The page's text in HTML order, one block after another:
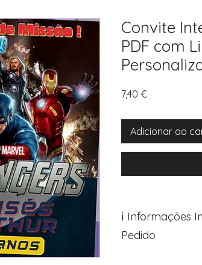
Convite
PDF com
7,40 €Preço
Adicionar ao
ℹ️ Informações
Pedido